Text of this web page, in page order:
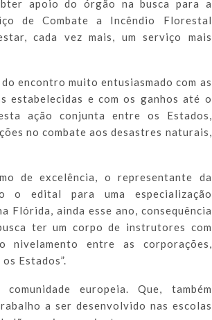
apoio do órgão na busca para a
de Combate a Incêndio Florestal
cada vez mais, um serviço mais
encontro muito entusiasmado com as
estabelecidas e com os ganhos até o
ação conjunta entre os Estados,
no combate aos desastres naturais,
de excelência, o representante da
o edital para uma especialização
Flórida, ainda esse ano, consequência
ter um corpo de instrutores com
entre as corporações,
Estados”.
europeia. Que, também
a ser desenvolvido nas escolas